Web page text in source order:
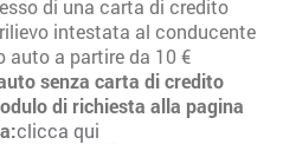
di una carta di credito
intestata al conducente
auto a partire da 10 €
senza carta di credito
di richiesta alla pagina
clicca qui